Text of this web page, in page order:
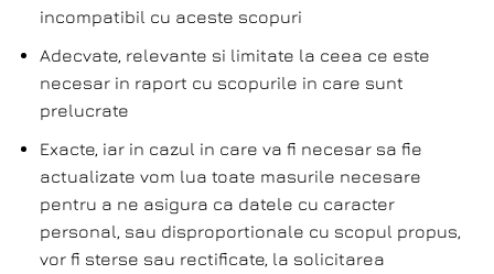
incompatibil cu aceste scopuri
Adecvate, relevante si limitate la ceea ce este
necesar in raport cu scopurile in care sunt
prelucrate
Exacte, iar in cazul in care va fi necesar sa fie
actualizate vom lua toate masurile necesare
pentru a ne asigura ca datele cu caracter
personal, sau disproportionale cu scopul propus,
vor fi sterse sau rectificate, la solicitarea